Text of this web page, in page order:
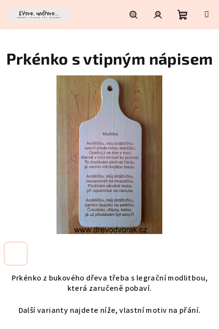
HledatPřihlášeníNákupní
košík
Prkénko z bukového dřeva třeba s legrační modlitbou,
která zaručeně pobaví.
Další varianty najdete níže, vlastní motiv na přání.
Prkénko s vtipným nápisem